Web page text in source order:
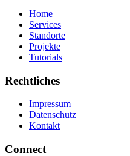
Home
Services
Standorte
Projekte
Tutorials
Rechtliches
Impressum
Datenschutz
Kontakt
Connect